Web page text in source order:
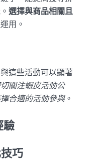
選擇與商品相關且
用。
這些活動可以顯著
關注蝦皮活動公
合適的活動參與。
驗
巧